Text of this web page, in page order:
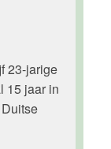
23-jarige
15 jaar in